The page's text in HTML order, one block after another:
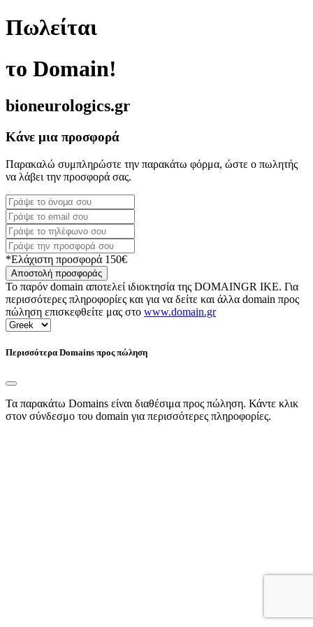
Πωλείται
το Domain!
bioneurologics.gr
Κάνε μια προσφορά
Παρακαλώ συμπληρώστε την παρακάτω φόρμα, ώστε ο πωλητής
να λάβει την προσφορά σας.
*Ελάχιστη προσφορά 150€
Αποστολή προσφοράς
Το παρόν domain αποτελεί ιδιοκτησία της DOMAINGR ΙΚΕ. Για
περισσότερες πληροφορίες και για να δείτε και άλλα domain προς
πώληση επισκεφθείτε μας στο www.domain.gr
Περισσότερα Domains προς πώληση
Τα παρακάτω Domains είναι διαθέσιμα προς πώληση. Κάντε κλικ
στον σύνδεσμο του domain για περισσότερες πληροφορίες.